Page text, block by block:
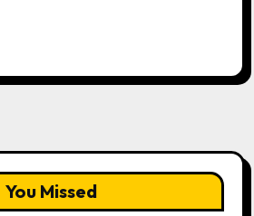
You Missed